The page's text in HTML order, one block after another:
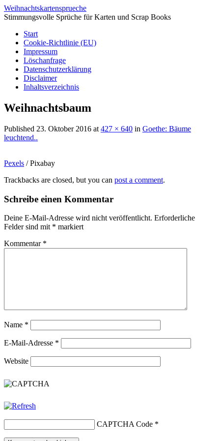
Weihnachtskartensprueche
Stimmungsvolle Sprüche für Karten und Scrap Books
Start
Cookie-Richtlinie (EU)
Impressum
Löschanfrage
Datenschutzerklärung
Disclaimer
Inhaltsverzeichnis
Weihnachtsbaum
Published 23. Oktober 2016 at 427 × 640 in Goethe: Bäume
leuchtend..
Pexels / Pixabay
Trackbacks are closed, but you can post a comment.
Schreibe einen Kommentar
Deine E-Mail-Adresse wird nicht veröffentlicht. Erforderliche
Felder sind mit * markiert
Kommentar *
Name *
E-Mail-Adresse *
Website
CAPTCHA Code *